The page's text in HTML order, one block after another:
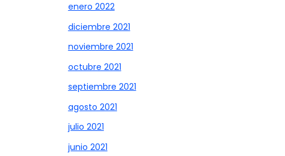
enero 2022
diciembre 2021
noviembre 2021
octubre 2021
septiembre 2021
agosto 2021
julio 2021
junio 2021